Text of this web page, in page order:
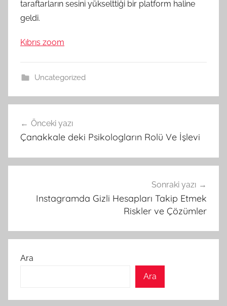
taraftarların sesini yükselttiği bir platform haline
geldi.
Kıbrıs zoom
Uncategorized
gezinmesi
Önceki yazı
Çanakkale deki Psikologların Rolü Ve İşlevi
Sonraki yazı
Instagramda Gizli Hesapları Takip Etmek
Riskler ve Çözümler
Ara
Ara